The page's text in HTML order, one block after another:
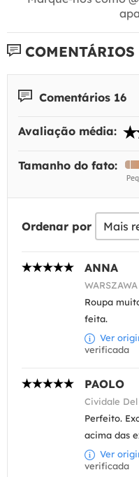
Comentários 16
Avaliação média:
Tamanho do fato:
Ordenar por
ANNA
Roupa
feita.
Ver
verificada
PAOLO
Cividale
Perfeito.
acima das
Ver
verificada